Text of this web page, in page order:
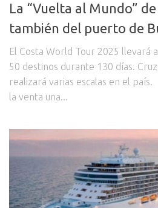
La “Vuelta al Mundo”
también del puerto de
El Costa World Tour 2025 llevará
50 destinos durante 130 días.
realizará varias escalas en el
la venta una...